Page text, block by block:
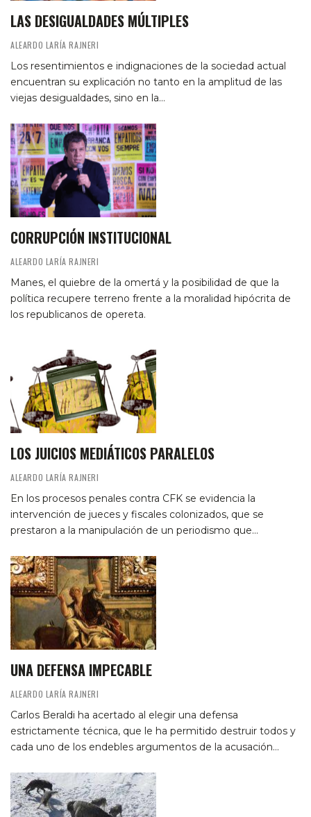
LAS DESIGUALDADES MÚLTIPLES
ALEARDO LARÍA RAJNERI
Los resentimientos e indignaciones de la sociedad actual
encuentran su explicación no tanto en la amplitud de las
viejas desigualdades, sino en la…
CORRUPCIÓN INSTITUCIONAL
ALEARDO LARÍA RAJNERI
Manes, el quiebre de la omertá y la posibilidad de que la
política recupere terreno frente a la moralidad hipócrita de
los republicanos de opereta.
LOS JUICIOS MEDIÁTICOS PARALELOS
ALEARDO LARÍA RAJNERI
En los procesos penales contra CFK se evidencia la
intervención de jueces y fiscales colonizados, que se
prestaron a la manipulación de un periodismo que…
UNA DEFENSA IMPECABLE
ALEARDO LARÍA RAJNERI
Carlos Beraldi ha acertado al elegir una defensa
estrictamente técnica, que le ha permitido destruir todos y
cada uno de los endebles argumentos de la acusación…